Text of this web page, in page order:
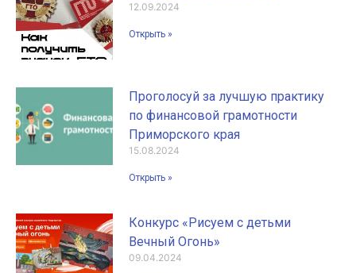
12.09.2024
Открыть »
Проголосуй за лучшую практику
по финансовой грамотности
Приморского края
15.08.2024
Открыть »
Конкурс «Рисуем с детьми
Вечный Огонь»
09.04.2024